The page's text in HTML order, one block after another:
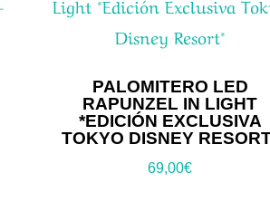
PALOMITERO LED
RAPUNZEL IN LIGHT
*EDICIÓN EXCLUSIVA
TOKYO DISNEY
69,00€